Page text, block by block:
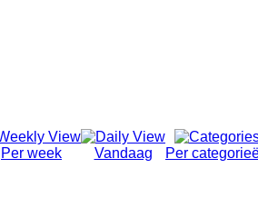
Per week Vandaag Per